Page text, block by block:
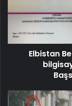
Elbistan